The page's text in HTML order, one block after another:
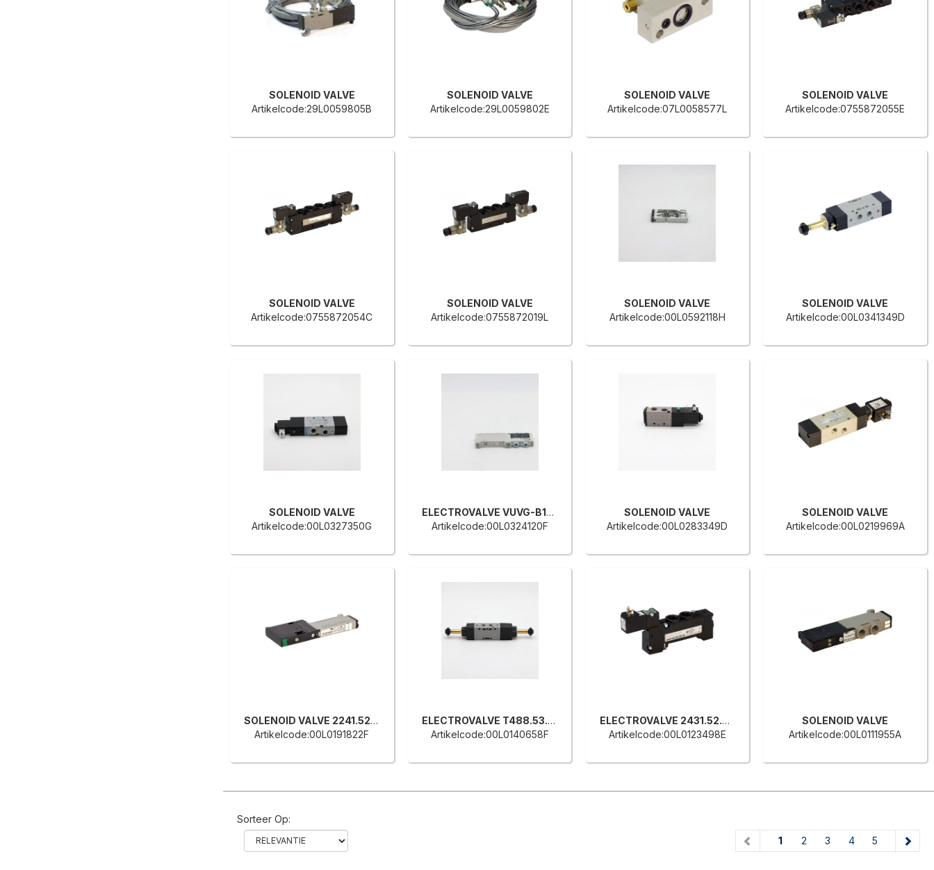
SOLENOID VALVE
Artikelcode:29L0059805B
SOLENOID VALVE
Artikelcode:29L0059802E
SOLENOID VALVE
Artikelcode:07L0058577L
SOLENOID VALVE
Artikelcode:0755872055E
SOLENOID VALVE
Artikelcode:0755872054C
SOLENOID VALVE
Artikelcode:0755872019L
SOLENOID VALVE
Artikelcode:00L0592118H
SOLENOID VALVE
Artikelcode:00L0341349D
SOLENOID VALVE
Artikelcode:00L0327350G
ELECTROVALVE VUVG-B10-B52-ZT-F
Artikelcode:00L0324120F
SOLENOID VALVE
Artikelcode:00L0283349D
SOLENOID VALVE
Artikelcode:00L0219969A
SOLENOID VALVE 2241.52.00.36.02
Artikelcode:00L0191822F
ELECTROVALVE T488.53.31.0.0.M2
Artikelcode:00L0140658F
ELECTROVALVE 2431.52.00.39.36
Artikelcode:00L0123498E
SOLENOID VALVE
Artikelcode:00L0111955A
Sorteer Op:
1 (current)
2 3 4 5